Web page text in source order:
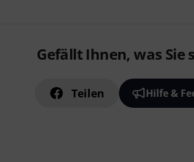
Gefällt Ihnen, was Sie
Teilen Hilfe &